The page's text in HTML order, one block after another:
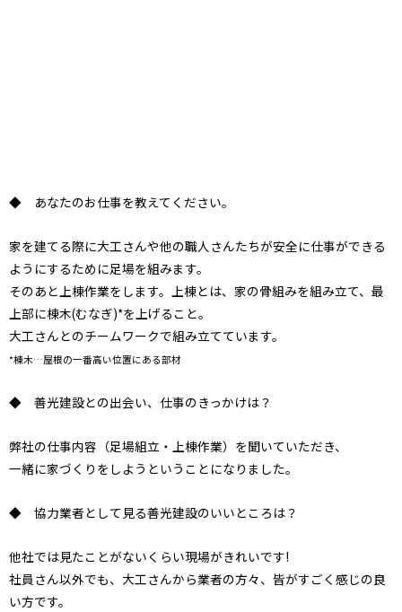
◆ あなたのお仕事を教えてください。
家を建てる際に大工さんや他の職人さんたちが安全に仕事ができる
ようにするために足場を組みます。
そのあと上棟作業をします。上棟とは、家の骨組みを組み立て、最
上部に棟木(むなぎ)*を上げること。
大工さんとのチームワークで組み立てています。
*棟木…屋根の一番高い位置にある部材
◆ 善光建設との出会い、仕事のきっかけは？
弊社の仕事内容（足場組立・上棟作業）を聞いていただき、
一緒に家づくりをしようということになりました。
◆ 協力業者として見る善光建設のいいところは？
他社では見たことがないくらい現場がきれいです!
社員さん以外でも、大工さんから業者の方々、皆がすごく感じの良
い方です。